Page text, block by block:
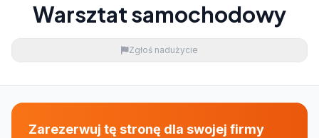
Warsztat samochodowy
Zgłoś nadużycie
Zarezerwuj tę stronę dla swojej firmy